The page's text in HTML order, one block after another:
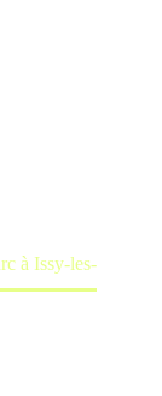
à Issy-les-